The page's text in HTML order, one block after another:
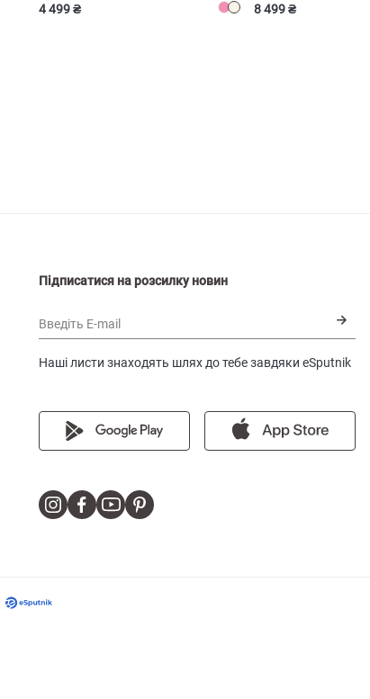
4 499 ₴ 8 499 ₴
Підписатися на розсилку новин
Введіть E-mail
Наші листи знаходять шлях до тебе завдяки eSputnik